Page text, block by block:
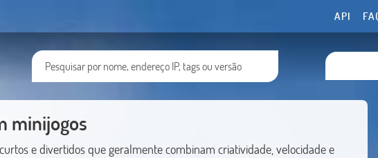
API
minijogos
e divertidos que geralmente combinam criatividade, velocidade e